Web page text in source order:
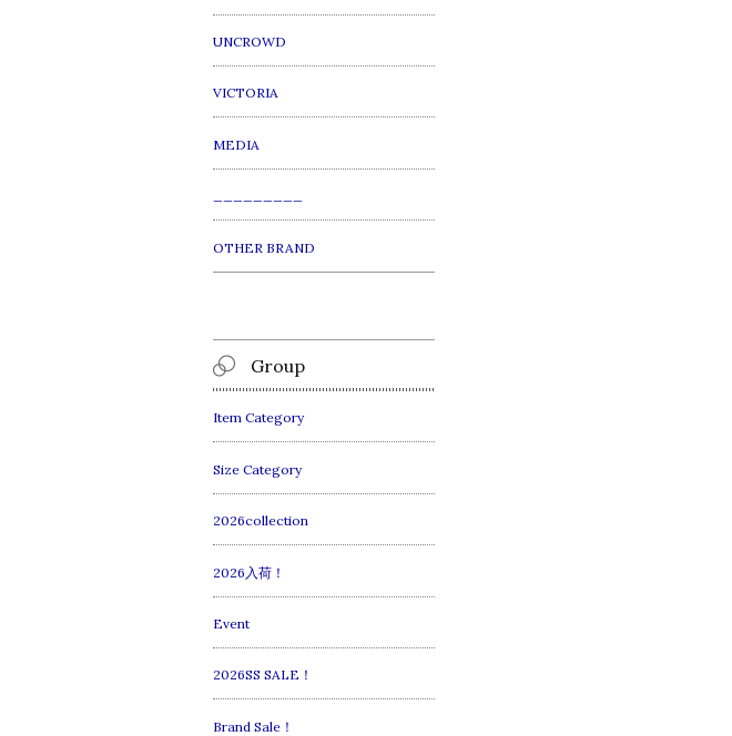
UNCROWD
VICTORIA
MEDIA
OTHER BRAND
Group
Item Category
Size Category
2026collection
2026入荷！
Event
2026SS SALE！
Brand Sale！